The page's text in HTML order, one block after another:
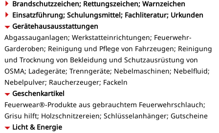
Brandschutzzeichen; Rettungszeichen; Warnzeichen
Einsatzführung; Schulungsmittel; Fachliteratur; Urkunden
Gerätehausausstattungen
Abgassauganlagen; Werkstatteinrichtungen; Feuerwehr-
Garderoben; Reinigung und Pflege von Fahrzeugen; Reinigung
und Trocknung von Bekleidung und Schutzausrüstung von
OSMA; Ladegeräte; Trenngeräte; Nebelmaschinen; Nebelfluid;
Nebelpulver; Raucherzeuger; Fackeln
Geschenkartikel
Feuerwear®-Produkte aus gebrauchtem Feuerwehrschlauch;
Grisu hilft; Holzschnitzereien; Schlüsselanhänger; Gutscheine
Licht & Energie